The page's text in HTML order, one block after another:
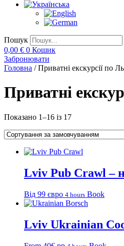
Пошук
0,00 € 0 Кошик
Забронювати
Головна / Приватні екскурсії по
Приватні
Показано 1–16 із 17
Lviv Pub Crawl –
Від 99 євро 4 hours Book
Lviv Ukrainian